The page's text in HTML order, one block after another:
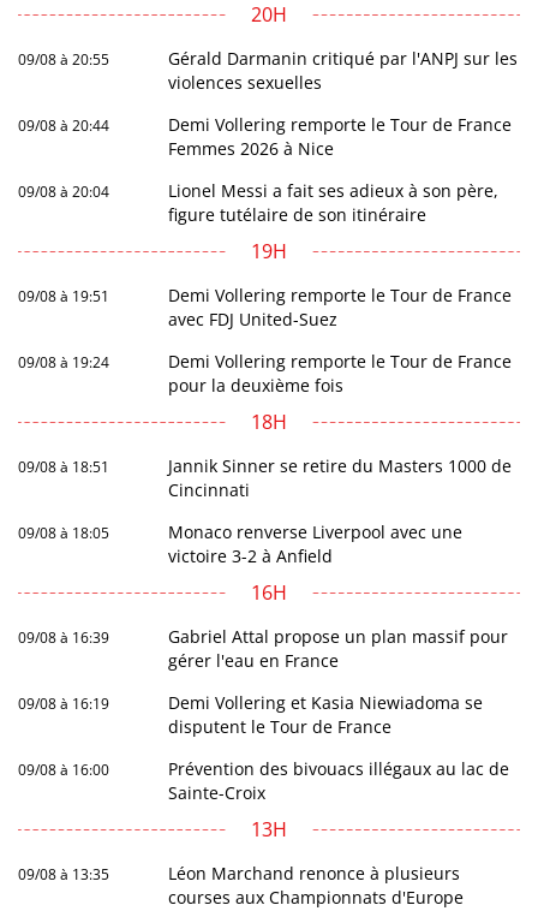
20H
09/08 à 20:55
Gérald Darmanin critiqué par l'ANPJ sur les
violences sexuelles
09/08 à 20:44
Demi Vollering remporte le Tour de France
Femmes 2026 à Nice
09/08 à 20:04
Lionel Messi a fait ses adieux à son père,
figure tutélaire de son itinéraire
19H
09/08 à 19:51
Demi Vollering remporte le Tour de France
avec FDJ United-Suez
09/08 à 19:24
Demi Vollering remporte le Tour de France
pour la deuxième fois
18H
09/08 à 18:51
Jannik Sinner se retire du Masters 1000 de
Cincinnati
09/08 à 18:05
Monaco renverse Liverpool avec une
victoire 3-2 à Anfield
16H
09/08 à 16:39
Gabriel Attal propose un plan massif pour
gérer l'eau en France
09/08 à 16:19
Demi Vollering et Kasia Niewiadoma se
disputent le Tour de France
09/08 à 16:00
Prévention des bivouacs illégaux au lac de
Sainte-Croix
13H
09/08 à 13:35
Léon Marchand renonce à plusieurs
courses aux Championnats d'Europe